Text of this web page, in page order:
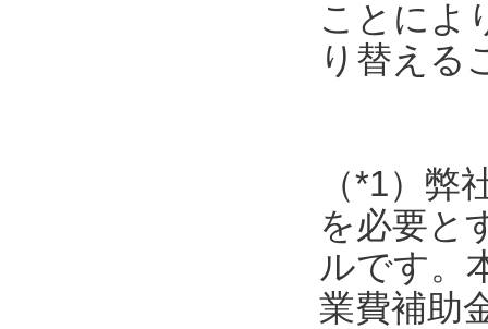
ことによ
り替える
（*1）
を必要と
ルです。
業費補助